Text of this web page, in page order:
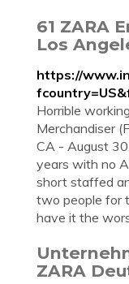
61 ZARA
Los
https://
Horrible
Merchandiser
CA - August
years with no
short staffed
two people for
have it the
ZARA